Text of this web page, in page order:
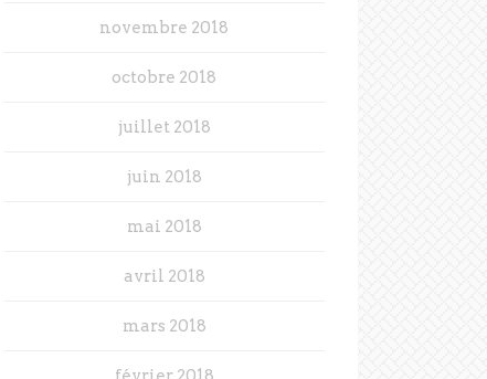
novembre 2018
octobre 2018
juillet 2018
juin 2018
mai 2018
avril 2018
mars 2018